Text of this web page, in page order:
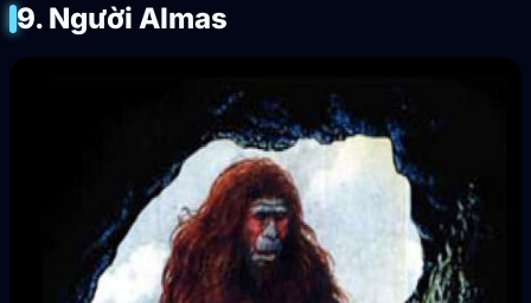
9. Người Almas